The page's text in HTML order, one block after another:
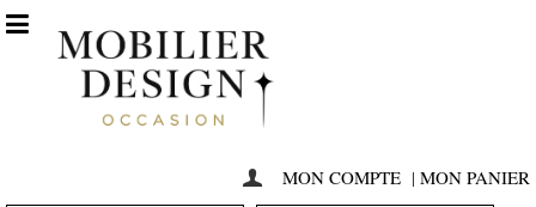
 MON COMPTE | MON PANIER
